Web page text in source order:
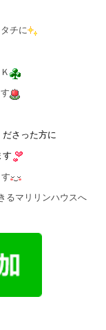
チに
さった方に
す
るマリリンハウスへ